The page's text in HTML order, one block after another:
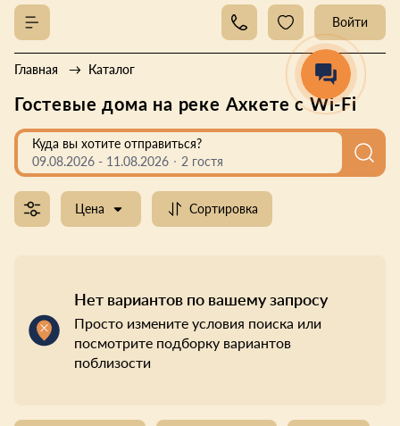
Войти
Главная Каталог
Гостевые дома на реке Ахкете с Wi-Fi
Куда вы хотите отправиться?
09.08.2026 - 11.08.2026 2 гостя
Цена Сортировка
Нет вариантов по вашему запросу
Просто измените условия поиска или
посмотрите подборку вариантов
поблизости